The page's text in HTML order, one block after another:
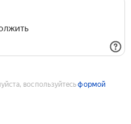
воспользуйтесьформой